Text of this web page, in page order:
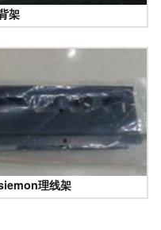
架
理线架